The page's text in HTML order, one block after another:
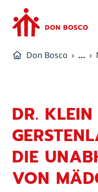
Don Bosco …
DR.
DIE
VON